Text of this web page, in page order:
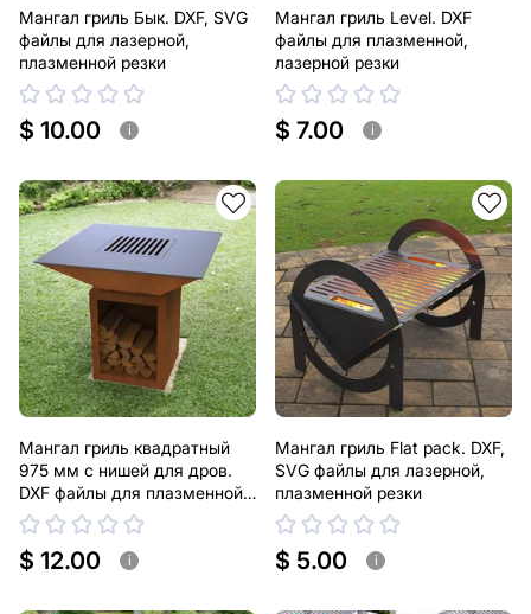
Мангал гриль Бык. DXF, SVG
файлы для лазерной,
плазменной резки
$ 10.00 i
Мангал гриль Level. DXF
файлы для плазменной,
лазерной резки
$ 7.00 i
Мангал гриль квадратный
975 мм с нишей для дров.
DXF файлы для плазменной,
лазерной резки
$ 12.00 i
Мангал гриль Flat pack. DXF,
SVG файлы для лазерной,
плазменной резки
$ 5.00 i